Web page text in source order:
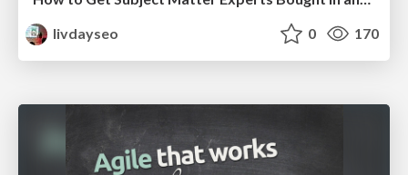
livdayseo
0 170